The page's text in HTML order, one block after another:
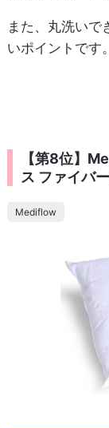
また、丸洗いで
いポイントです。
【第8位】
ス ファイバ
Mediflow